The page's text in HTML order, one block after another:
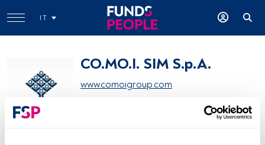
IT
CO.MO.I. SIM S.p.A.
www.comoigroup.com